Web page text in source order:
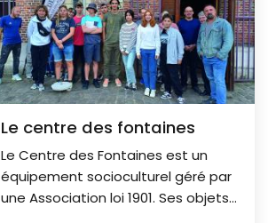
Le centre des fontaines
Le Centre des Fontaines est un
équipement socioculturel géré par
une Association loi 1901. Ses objets